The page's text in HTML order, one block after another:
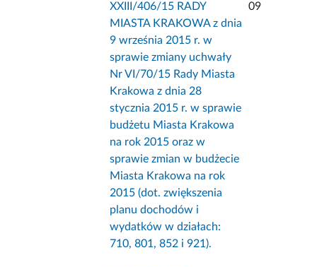
XXIII/406/15 RADY
MIASTA KRAKOWA z dnia
9 września 2015 r. w
sprawie zmiany uchwały
Nr VI/70/15 Rady Miasta
Krakowa z dnia 28
stycznia 2015 r. w sprawie
budżetu Miasta Krakowa
na rok 2015 oraz w
sprawie zmian w budżecie
Miasta Krakowa na rok
2015 (dot. zwiększenia
planu dochodów i
wydatków w działach:
710, 801, 852 i 921).
09